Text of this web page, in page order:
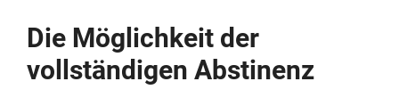
Die Möglichkeit der
vollständigen Abstinenz